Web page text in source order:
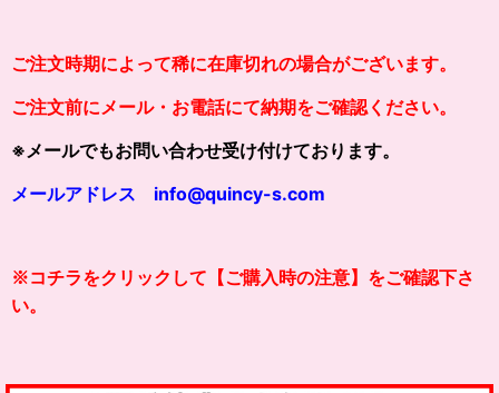
ご注文時期によって稀に在庫切れの場合がございます。
ご注文前にメール・お電話にて納期をご確認ください。
※メールでもお問い合わせ受け付けております。
メールアドレス info@quincy-s.com
※コチラをクリックして【ご購入時の注意】をご確認下さ
い。